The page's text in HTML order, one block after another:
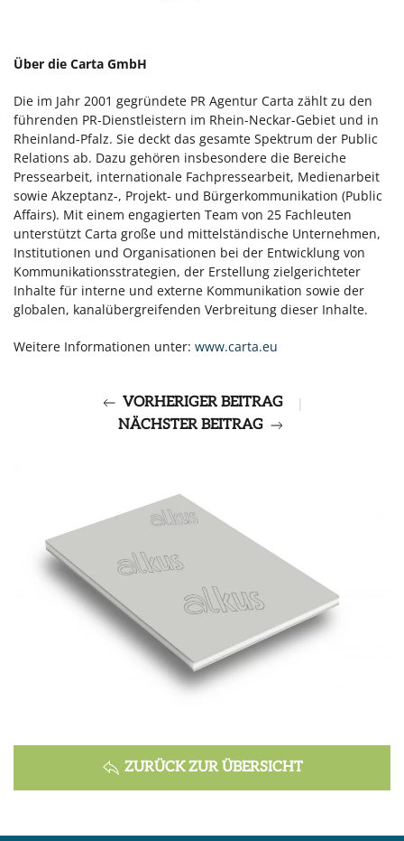
Über die Carta GmbH
Die im Jahr 2001 gegründete PR Agentur Carta zählt zu den
führenden PR-Dienstleistern im Rhein-Neckar-Gebiet und in
Rheinland-Pfalz. Sie deckt das gesamte Spektrum der Public
Relations ab. Dazu gehören insbesondere die Bereiche
Pressearbeit, internationale Fachpressearbeit, Medienarbeit
sowie Akzeptanz-, Projekt- und Bürgerkommunikation (Public
Affairs). Mit einem engagierten Team von 25 Fachleuten
unterstützt Carta große und mittelständische Unternehmen,
Institutionen und Organisationen bei der Entwicklung von
Kommunikationsstrategien, der Erstellung zielgerichteter
Inhalte für interne und externe Kommunikation sowie der
globalen, kanalübergreifenden Verbreitung dieser Inhalte.
Weitere Informationen unter: www.carta.eu
VORHERIGER BEITRAG
|
NÄCHSTER BEITRAG
ZURÜCK ZUR ÜBERSICHT